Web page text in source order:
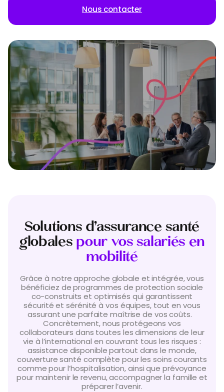
Nous contacter
Solutions d’assurance santé
globalespour vos salariés en
mobilité
Grâce à notre approche globale et intégrée, vous
bénéficiez de programmes de protection sociale
co-construits et optimisés qui garantissent
sécurité et sérénité à vos équipes, tout en vous
assurant une parfaite maîtrise de vos coûts.
Concrètement, nous protégeons vos
collaborateurs dans toutes les dimensions de leur
vie à l’international en couvrant tous les risques :
assistance disponible partout dans le monde,
couverture santé complète pour les soins courants
comme pour l’hospitalisation, ainsi que prévoyance
pour maintenir le revenu, accompagner la famille et
préparer l’avenir.